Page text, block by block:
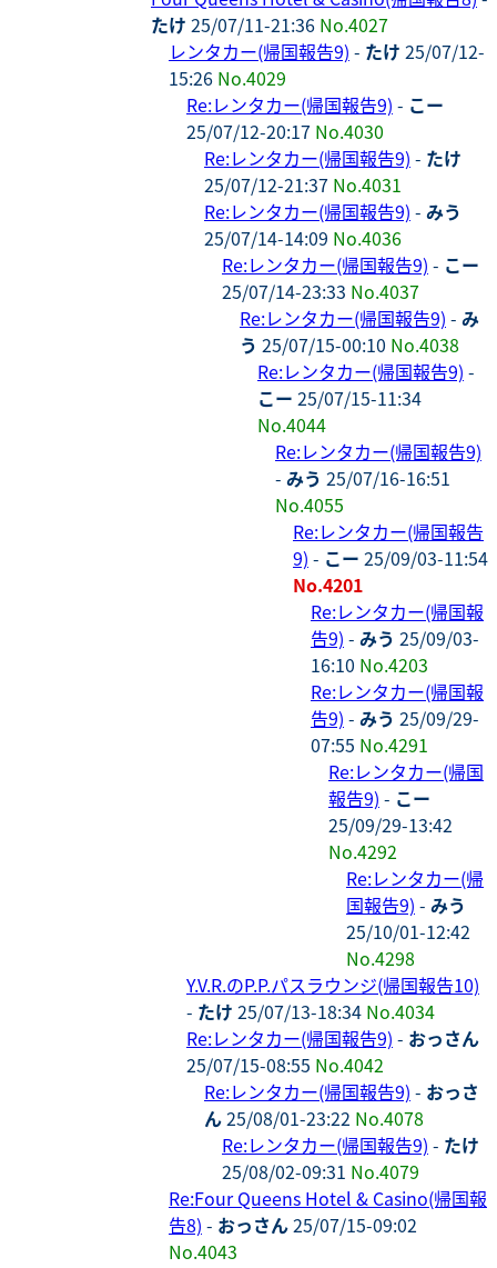
たけ 25/07/11-21:36 No.4027
レンタカー(帰国報告9) - たけ 25/07/12-
15:26 No.4029
Re:レンタカー(帰国報告9) - こー
25/07/12-20:17 No.4030
Re:レンタカー(帰国報告9) - たけ
25/07/12-21:37 No.4031
Re:レンタカー(帰国報告9) - みう
25/07/14-14:09 No.4036
Re:レンタカー(帰国報告9) - こー
25/07/14-23:33 No.4037
Re:レンタカー(帰国報告9) - み
う 25/07/15-00:10 No.4038
Re:レンタカー(帰国報告9) -
こー 25/07/15-11:34
No.4044
Re:レンタカー(帰国報告9)
- みう 25/07/16-16:51
No.4055
Re:レンタカー(帰国報告
9) - こー 25/09/03-11:54
No.4201
Re:レンタカー(帰国報
告9) - みう 25/09/03-
16:10 No.4203
Re:レンタカー(帰国報
告9) - みう 25/09/29-
07:55 No.4291
Re:レンタカー(帰国
報告9) - こー
25/09/29-13:42
No.4292
Re:レンタカー(帰
国報告9) - みう
25/10/01-12:42
No.4298
Y.V.R.のP.P.パスラウンジ(帰国報告10)
- たけ 25/07/13-18:34 No.4034
Re:レンタカー(帰国報告9) - おっさん
25/07/15-08:55 No.4042
Re:レンタカー(帰国報告9) - おっさ
ん25/08/01-23:22 No.4078
Re:レンタカー(帰国報告9) - たけ
25/08/02-09:31 No.4079
Re:Four Queens Hotel & Casino(帰国報
告8) - おっさん25/07/15-09:02
No.4043